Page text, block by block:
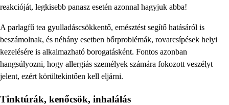
reakcióját, legkisebb panasz esetén azonnal hagyjuk abba!
A parlagfű tea gyulladáscsökkentő, emésztést segítő hatásáról is
beszámolnak, és néhány esetben bőrproblémák, rovarcsípések helyi
kezelésére is alkalmazható borogatásként. Fontos azonban
hangsúlyozni, hogy allergiás személyek számára fokozott veszélyt
jelent, ezért körültekintően kell eljárni.
Tinktúrák, kenőcsök, inhalálás